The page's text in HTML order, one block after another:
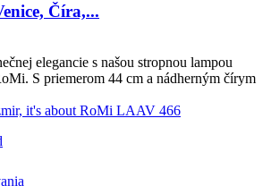
Číra,...
elegancie s našou stropnou lampou
S priemerom 44 cm a nádherným čírym